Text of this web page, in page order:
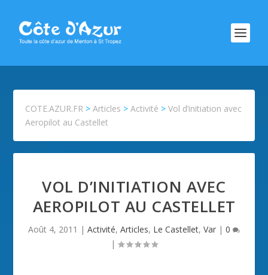
COTE.AZUR.FR >Articles >Activité >Vol d’initiation avec
Aeropilot au Castellet
VOL D’INITIATION AVEC
AEROPILOT AU CASTELLET
Août 4, 2011 | Activité, Articles, Le Castellet, Var | 0
|